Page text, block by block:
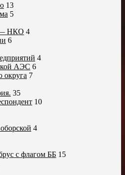
13
5
— НКО 4
6
4
АЭС 6
округа 7
35
10
4
с флагом ББ 15